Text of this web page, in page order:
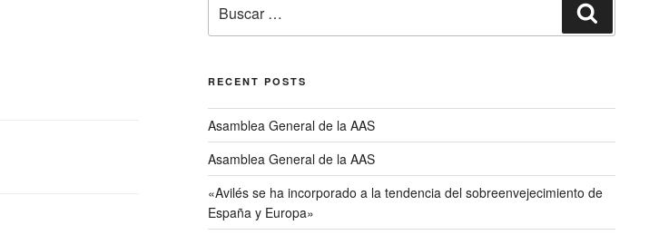
por:
RECENT POSTS
Asamblea General de la AAS
Asamblea General de la AAS
«Avilés se ha incorporado a la tendencia del sobreenvejecimiento de
España y Europa»